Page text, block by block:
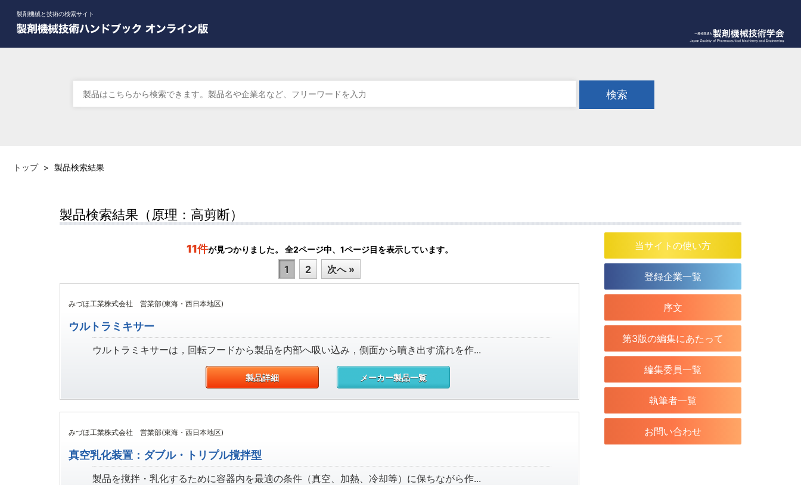
製剤機械と技術の検索サイト
検索
トップ > 製品検索結果
製品検索結果（原理：高剪断）
11件が見つかりました。 全2ページ中、1ページ目を表示しています。
1 2 次へ »
みづほ工業株式会社 営業部(東海・西日本地区)
ウルトラミキサー
ウルトラミキサーは，回転フードから製品を内部へ吸い込み，側面から噴き出す流れを作...
製品詳細 メーカー製品一覧
みづほ工業株式会社 営業部(東海・西日本地区)
真空乳化装置：ダブル・トリプル撹拌型
製品を撹拌・乳化するために容器内を最適の条件（真空、加熱、冷却等）に保ちながら作...
当サイトの使い方
登録企業一覧
序文
第3版の編集にあたって
編集委員一覧
執筆者一覧
お問い合わせ